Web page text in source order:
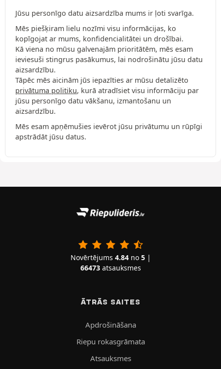
Jūsu personīgo datu aizsardzība mums ir ļoti svarīga.
Mēs piešķiram lielu nozīmi visu informācijas, ko
kopīgojat ar mums, konfidencialitātei un drošībai.
Kā viena no mūsu galvenajām prioritātēm, mēs esam
ieviesuši stingrus pasākumus, lai nodrošinātu jūsu datu
aizsardzību.
Tāpēc mēs aicinām jūs iepazīties ar mūsu detalizēto
privātuma politiku, kurā atradīsiet visu informāciju par
jūsu personīgo datu vākšanu, izmantošanu un
aizsardzību.
Mēs esam apņēmušies ievērot jūsu privātumu un rūpīgi
apstrādāt jūsu datus.
Novērtējums 4.84no 5|
66473atsauksmes
ĀTRĀS SAITES
Apdrošināšana
Riepu rokasgrāmata
Atsauksmes